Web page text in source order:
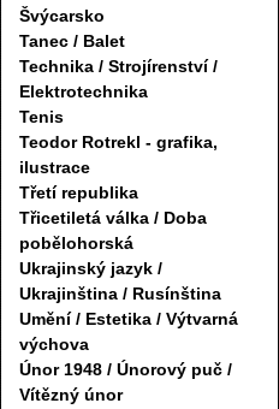
Švýcarsko
Tanec / Balet
Technika / Strojírenství /
Elektrotechnika
Tenis
Teodor Rotrekl - grafika,
ilustrace
Třetí republika
Třicetiletá válka / Doba
pobělohorská
Ukrajinský jazyk /
Ukrajinština / Rusínština
Umění / Estetika / Výtvarná
výchova
Únor 1948 / Únorový puč /
Vítězný únor